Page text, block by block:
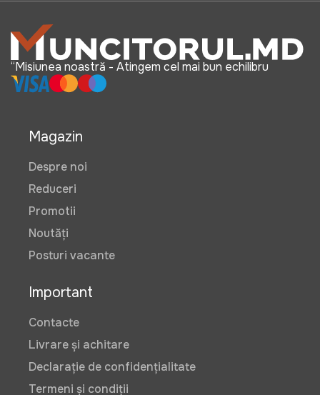
“Misiunea noastră - Atingem cel mai bun echilibru
Magazin
Despre noi
Reduceri
Promotii
Noutăți
Posturi vacante
Important
Contacte
Livrare și achitare
Declarație de confidențialitate
Termeni și condiții